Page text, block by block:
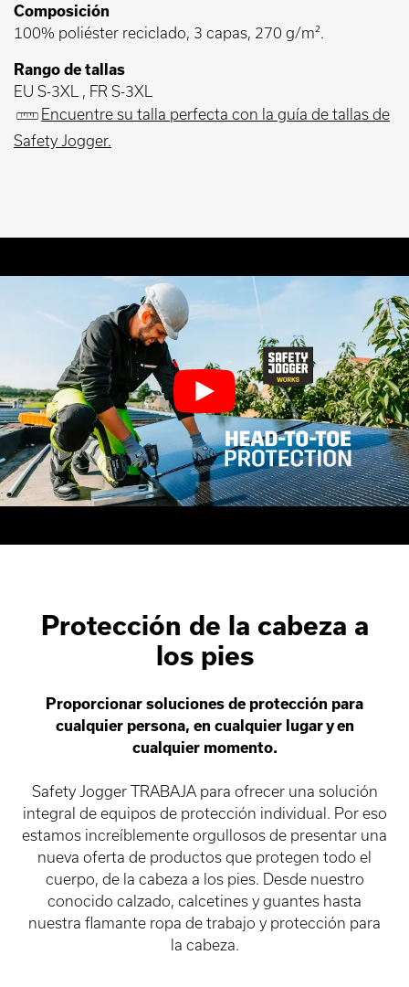
Composición
100% poliéster reciclado, 3 capas, 270 g/m².
Rango de tallas
EU S-3XL , FR S-3XL
Encuentre su talla perfecta con la guía de tallas de
Safety Jogger.
Protección de la cabeza a
los pies
Proporcionar soluciones de protección para
cualquier persona, en cualquier lugar y en
cualquier momento.
Safety Jogger TRABAJA para ofrecer una solución
integral de equipos de protección individual. Por eso
estamos increíblemente orgullosos de presentar una
nueva oferta de productos que protegen todo el
cuerpo, de la cabeza a los pies. Desde nuestro
conocido calzado, calcetines y guantes hasta
nuestra flamante ropa de trabajo y protección para
la cabeza.